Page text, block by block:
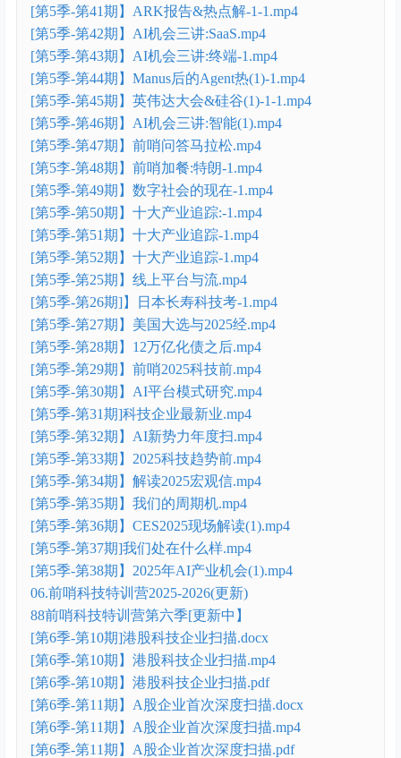
[第5季-第41期】ARK报告&热点解-1-1.mp4
[第5季-第42期】AI机会三讲:SaaS.mp4
[第5季-第43期】AI机会三讲:终端-1.mp4
[第5季-第44期】Manus后的Agent热(1)-1.mp4
[第5季-第45期】英伟达大会&硅谷(1)-1-1.mp4
[第5季-第46期】AI机会三讲:智能(1).mp4
[第5季-第47期】前哨问答马拉松.mp4
[第5李-第48期】前哨加餐:特朗-1.mp4
[第5季-第49期】数字社会的现在-1.mp4
[第5季-第50期】十大产业追踪:-1.mp4
[第5季-第51期】十大产业追踪-1.mp4
[第5季-第52期】十大产业追踪-1.mp4
[第5季-第25期】线上平台与流.mp4
[第5季-第26期]】日本长寿科技考-1.mp4
[第5季-第27期】美国大选与2025经.mp4
[第5季-第28期】12万亿化债之后.mp4
[第5季-第29期】前哨2025科技前.mp4
[第5季-第30期】AI平台模式研究.mp4
[第5季-第31期]科技企业最新业.mp4
[第5季-第32期】AI新势力年度扫.mp4
[第5季-第33期】2025科技趋势前.mp4
[第5季-第34期】解读2025宏观信.mp4
[第5季-第35期】我们的周期机.mp4
[第5季-第36期】CES2025现场解读(1).mp4
[第5季-第37期]我们处在什么样.mp4
[第5季-第38期】2025年AI产业机会(1).mp4
06.前哨科技特训营2025-2026(更新)
88前哨科技特训营第六季[更新中】
[第6季-第10期]港股科技企业扫描.docx
[第6季-第10期】港股科技企业扫描.mp4
[第6季-第10期】港股科技企业扫描.pdf
[第6季-第11期】A股企业首次深度扫描.docx
[第6季-第11期】A股企业首次深度扫描.mp4
[第6季-第11期】A股企业首次深度扫描.pdf